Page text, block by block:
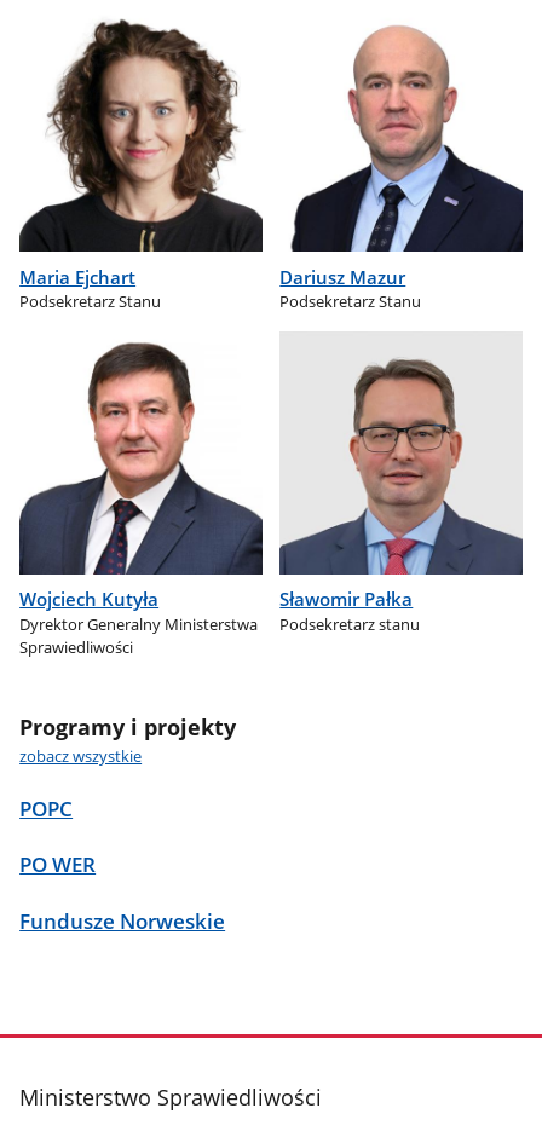
Maria Ejchart
Podsekretarz Stanu
Dariusz Mazur
Podsekretarz Stanu
Wojciech Kutyła
Dyrektor Generalny Ministerstwa
Sprawiedliwości
Sławomir Pałka
Podsekretarz stanu
Programy i projekty
zobacz wszystkie
POPC
PO WER
Fundusze Norweskie
stopka
Ministerstwo Sprawiedliwości